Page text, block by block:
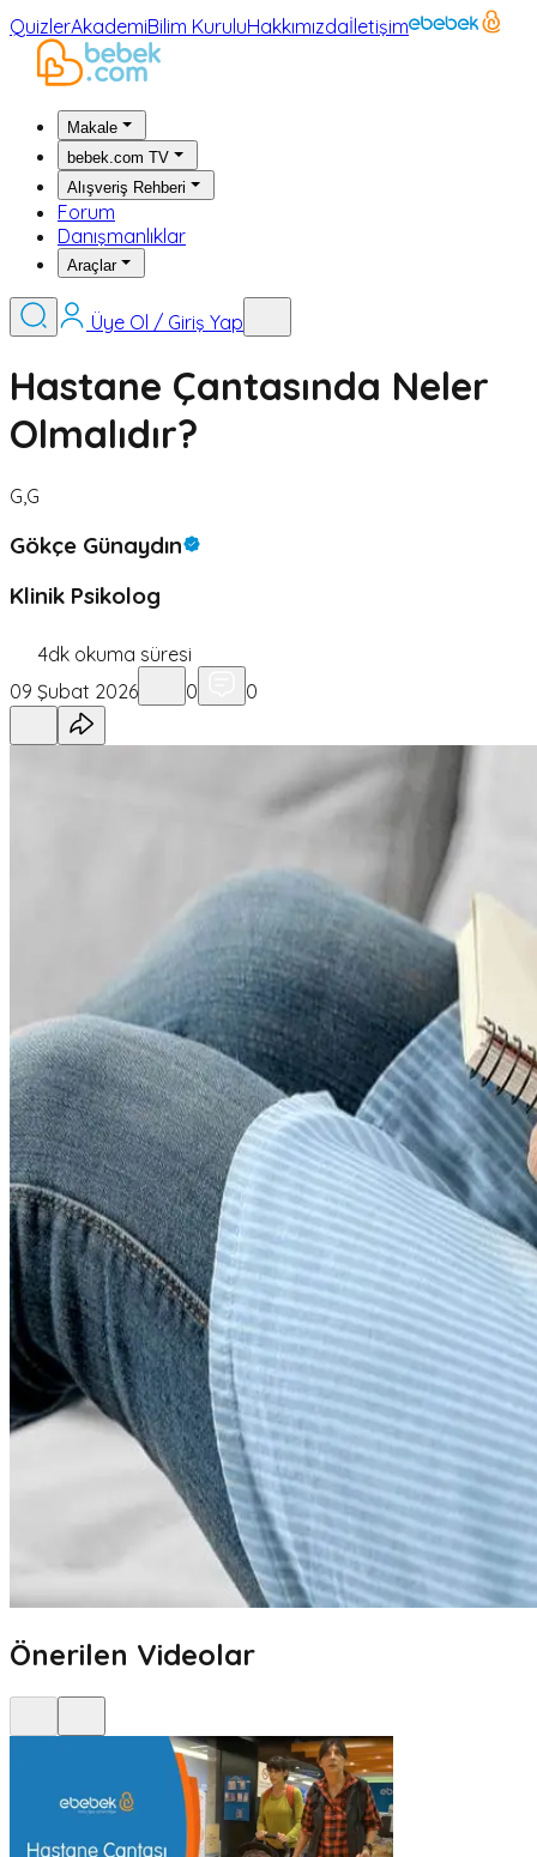
QuizlerAkademiBilim KuruluHakkımızdaİletişim
Makale
bebek.com TV
Alışveriş Rehberi
Forum
Danışmanlıklar
Araçlar
Üye Ol / Giriş Yap
Hastane Çantasında Neler
Olmalıdır?
G,G
Gökçe Günaydın
Klinik Psikolog
4dk okuma süresi
09 Şubat 2026
0 0
Önerilen Videolar